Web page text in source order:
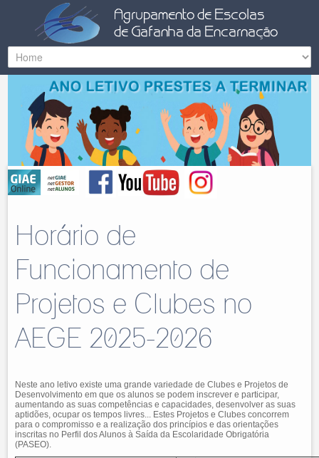
Horário de
Funcionamento de
Projetos e Clubes no
AEGE 2025-2026
Neste ano letivo existe uma grande variedade de Clubes e Projetos de
Desenvolvimento em que os alunos se podem inscrever e participar,
aumentando as suas competências e capacidades, desenvolver as suas
aptidões, ocupar os tempos livres... Estes Projetos e Clubes concorrem
para o compromisso e a realização dos princípios e das orientações
inscritas no Perfil dos Alunos à Saída da Escolaridade Obrigatória
(PASEO).